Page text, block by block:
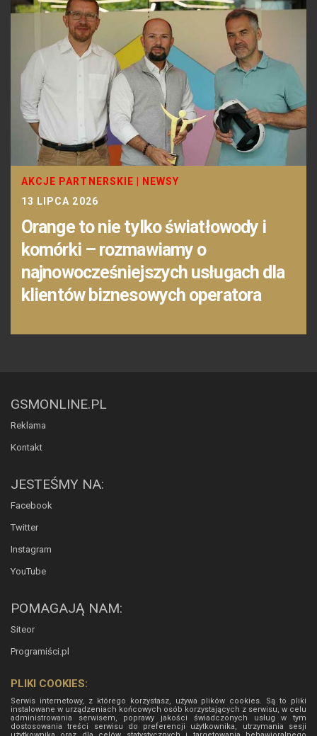
AKCJE PARTNERSKIE
NEWSY
13 LIPCA 2026
Orange to nie tylko światłowody i
komórki – rozmawiamy o
najnowocześniejszych usługach dla
klientów biznesowych operatora
GSMONLINE.PL
Reklama
Kontakt
JESTEŚMY NA:
Facebook
Twitter
Instagram
YouTube
POMAGAJĄ NAM:
Siteor
Programiści.pl
PLIKI COOKIES:
Serwis internetowy, z którego korzystasz, używa plików cookies. Są to pliki
instalowane w urządzeniach końcowych osób korzystających z serwisu, w celu
administrowania serwisem, poprawy jakości świadczonych usług w tym
dostosowania treści serwisu do preferencji użytkownika, utrzymania sesji